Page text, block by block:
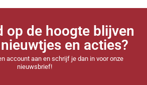
op de hoogte blijven
en acties?
account aan en schrijf je dan in voor onze
nieuwsbrief!